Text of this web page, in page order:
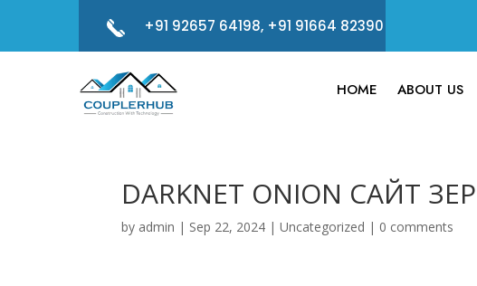
+91 92657 64198, +91 91664 82390
HOME ABOUT US
DARKNET ONION САЙТ
by admin | Sep 22, 2024 |Uncategorized | 0 comments